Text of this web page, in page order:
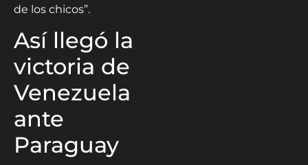
de los chicos”.
Así llegó la
victoria de
Venezuela
ante
Paraguay